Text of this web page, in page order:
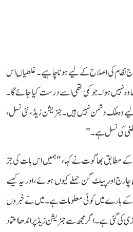
نظام کی اصلاح کے لیے ہونا چاہیے۔ غلطیاں اس
وہ نہیں ہوا۔ جو کمی تھی اسے درست کیا جائے گا۔
وہ ملک دشمن نہیں ہیں۔ جنریشن زیڈ ، نئی نسل،
کی نسل ہے۔"
کے مطابق بھاگوت نے کہا، "ہمیں اس بات کی جڑ
اور پیلٹ گن حملے کیوں ہوئے، اور یہ کیسے
کے بارے میں کوئی معلومات ہے۔ میں نے خبروں
کی گئی ہے۔ اگر مجھ سے جنریشن زیڈ پر اندھا اعتماد